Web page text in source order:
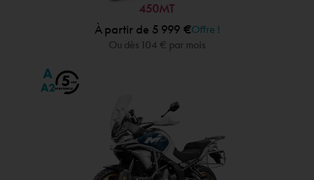
450MT
À partir de 5 999 €Offre !
Ou dès 104 € par mois